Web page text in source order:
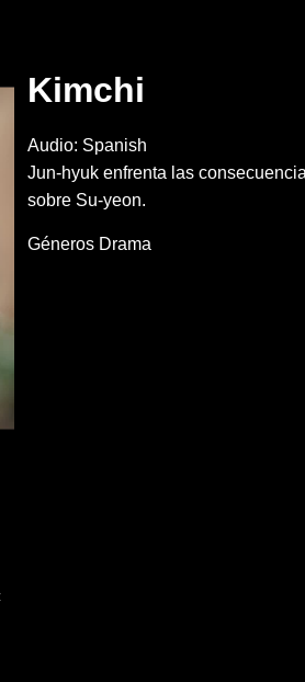
Kimchi
Audio: Spanish
Jun-hyuk enfrenta las
sobre Su-yeon.
Géneros Drama